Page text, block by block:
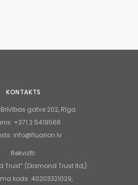
KONTAKTS
Brīvības gatve 202, Rīga
+371 2 5419566
info@fluarion.lv
Rekvizīti:
Trust” (Diamond Trust ltd,)
kods: 40203321029,